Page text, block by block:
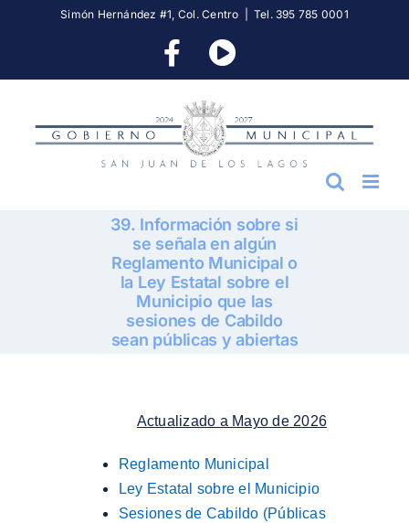
Simón Hernández #1, Col. Centro Tel. 395 785 0001
FacebookYouTube
39. Información sobre si
se señala en algún
Reglamento Municipal o
la Ley Estatal sobre el
Municipio que las
sesiones de Cabildo
sean públicas y abiertas
Actualizado a Mayo de 2026
Reglamento Municipal
Ley Estatal sobre el Municipio
Sesiones de Cabildo (Públicas